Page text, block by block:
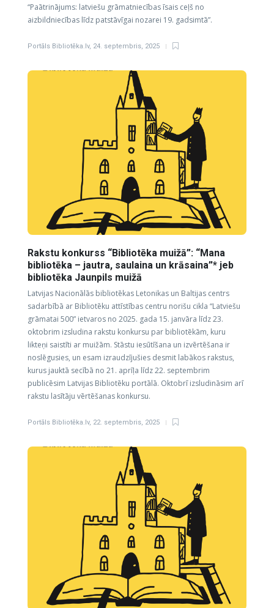
“Paātrinājums: latviešu grāmatniecības īsais ceļš no
aizbildniecības līdz patstāvīgai nozarei 19. gadsimtā”.
Portāls Bibliotēka.lv, 24. septembris, 2025
Rakstu konkurss “Bibliotēka muižā”: “Mana
bibliotēka – jautra, saulaina un krāsaina”* jeb
bibliotēka Jaunpils muižā
Latvijas Nacionālās bibliotēkas Letonikas un Baltijas centrs
sadarbībā ar Bibliotēku attīstības centru norišu cikla “Latviešu
grāmatai 500” ietvaros no 2025. gada 15. janvāra līdz 23.
oktobrim izsludina rakstu konkursu par bibliotēkām, kuru
likteņi saistīti ar muižām. Stāstu iesūtīšana un izvērtēšana ir
noslēgusies, un esam izraudzījušies desmit labākos rakstus,
kurus jauktā secībā no 21. aprīļa līdz 22. septembrim
publicēsim Latvijas Bibliotēku portālā. Oktobrī izsludināsim arī
rakstu lasītāju vērtēšanas konkursu.
Portāls Bibliotēka.lv, 22. septembris, 2025